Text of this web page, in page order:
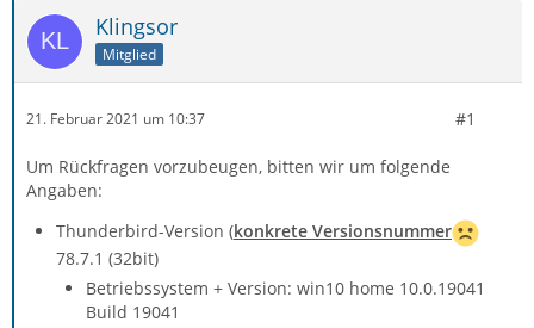
Klingsor
Mitglied
21. Februar 2021 um 10:37 #1
Um Rückfragen vorzubeugen, bitten wir um folgende
Angaben:
Thunderbird-Version (konkrete Versionsnummer
78.7.1 (32bit)
Betriebssystem + Version: win10 home 10.0.19041
Build 19041